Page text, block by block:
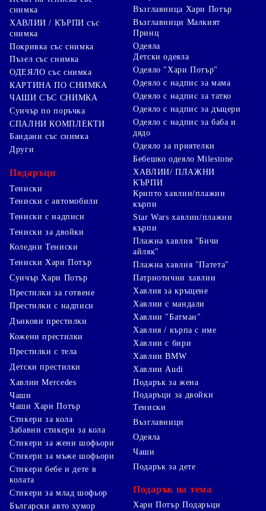
снимка
ХАВЛИИ / КЪРПИ със
снимка
Покривка със снимка
Пъзел със снимка
ОДЕЯЛО със снимка
КАРТИНА ПО СНИМКА
ЧАШИ СЪС СНИМКА
Суичър по поръчка
СПАЛНИ КОМПЛЕКТИ
Бандани със снимка
Други
Подаръци
Тениски
Тениски с автомобили
Тениски с надписи
Тениски за двойки
Коледни Тениски
Тениски Хари Потър
Суичър Хари Потър
Престилки за готвене
Престилки с надписи
Дънкови престилки
Кожени престилки
Престилки с тела
Детски престилки
Възглавница Хари Потър
Възглавници Малкият
Принц
Одеяла
Детски одеяла
Одеяло "Хари Потър"
Одеяло с надпис за мама
Одеяло с надпис за татко
Одеяло с надпис за дъщери
Одеяло с надпис за баба и
дядо
Одеяло за приятелки
Бебешко одеяло Milestone
ХАВЛИИ/ ПЛАЖНИ
КЪРПИ
Крипто хавлии/плажни
кърпи
Star Wars хавлии/плажни
кърпи
Плажна хавлия "Бичи
айляк"
Плажна хавлия "Патета"
Патриотични хавлии
Хавлия за кръщене
Хавлии с мандали
Хавлии "Батман"
Хавлия / кърпа с име
Хавлии с бири
Хавлии BMW
Хавлии Audi
Хавлии Mercedes
Чаши
Чаши Хари Потър
Стикери за кола
Забавни стикери за кола
Стикери за жени шофьори
Стикери за мъже шофьори
Стикери бебе и дете в
колата
Стикери за млад шофьор
Български авто хумор
Подарък за жена
Подаръци за двойки
Тениски
Възглавници
Одеяла
Чаши
Подарък за дете
Подарък на тема
Хари Потър Подаръци